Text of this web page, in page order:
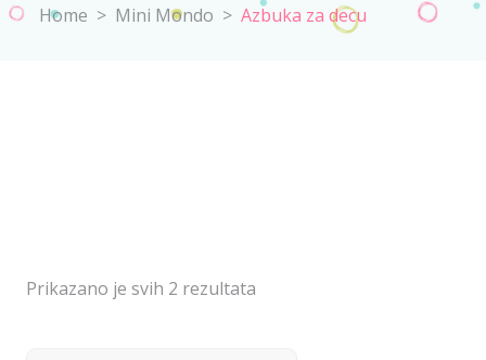
Home > Mini Mondo > Azbuka za decu
Prikazano je svih 2 rezultata